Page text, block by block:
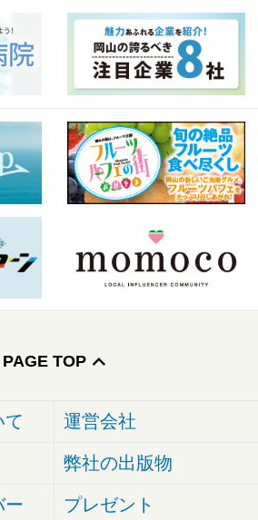
PAGE TOP
て 運営会社
弊社の出版物
ー プレゼント